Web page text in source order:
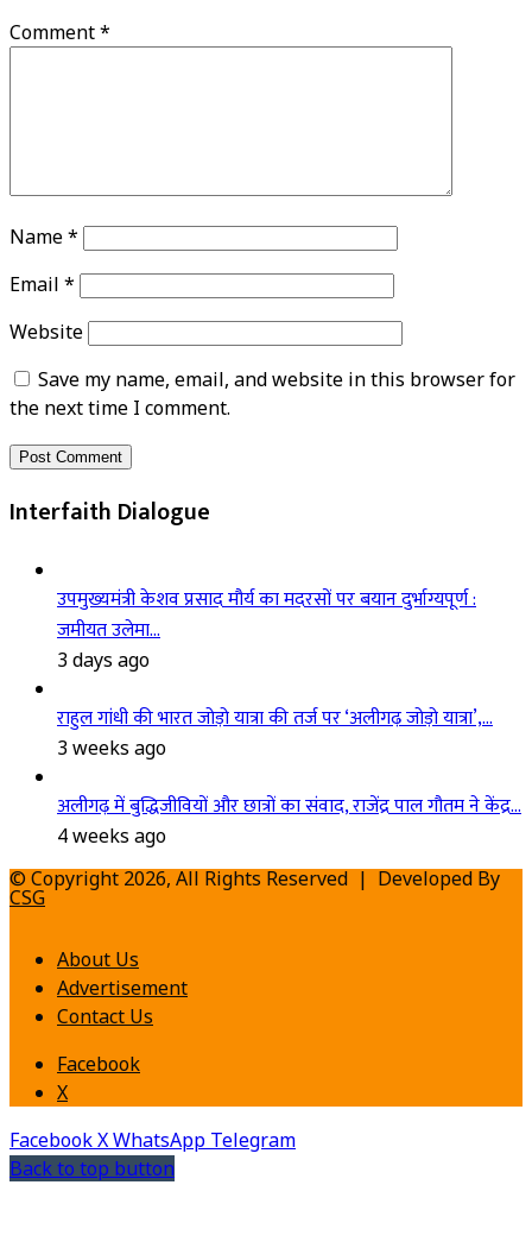
Comment*
Name*
Email *
Website
Save my name, email, and website in this browser for
the next time I comment.
Interfaith Dialogue
उपमुख्यमंत्री केशव प्रसाद मौर्य का मदरसों पर बयान दुर्भाग्यपूर्ण :
जमीयत उलेमा…
3 days ago
राहुल गांधी की भारत जोड़ो यात्रा की तर्ज पर ‘अलीगढ़ जोड़ो यात्रा’,…
3 weeks ago
अलीगढ़ में बुद्धिजीवियों और छात्रों का संवाद, राजेंद्र पाल गौतम ने केंद्र…
4 weeks ago
© Copyright 2026, All Rights Reserved | Developed By
CSG
About Us
Advertisement
Contact Us
Facebook
X
FacebookXWhatsApp Telegram
Back to top button